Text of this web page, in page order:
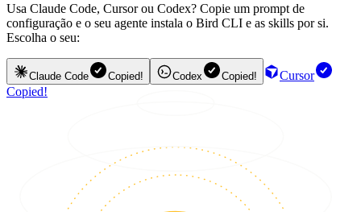
Usa Claude Code, Cursor ou Codex? Copie um prompt de
configuração e o seu agente instala o Bird CLI e as skills por si.
Escolha o seu:
Claude Code Copied! Codex Copied!
Cursor
Copied!